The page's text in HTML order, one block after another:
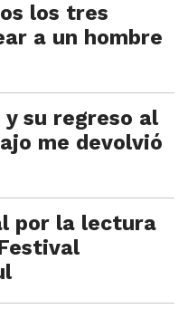
los tres
a un hombre
su regreso al
me devolvió
por la lectura